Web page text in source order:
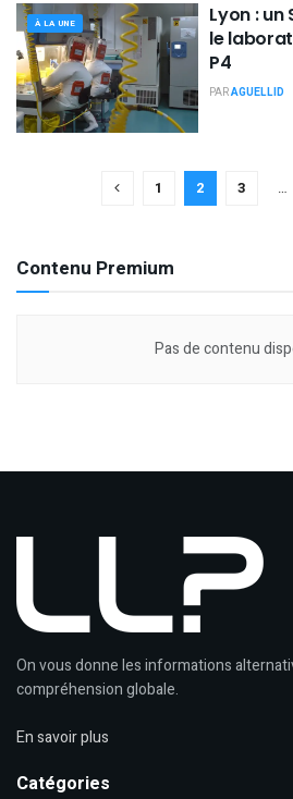
À LA UNE
Lyon : un
le
P4
PARAGUELLID
1 2 3 …
Contenu Premium
Pas de contenu
On vous donne les informations
compréhension globale.
En savoir plus
Catégories